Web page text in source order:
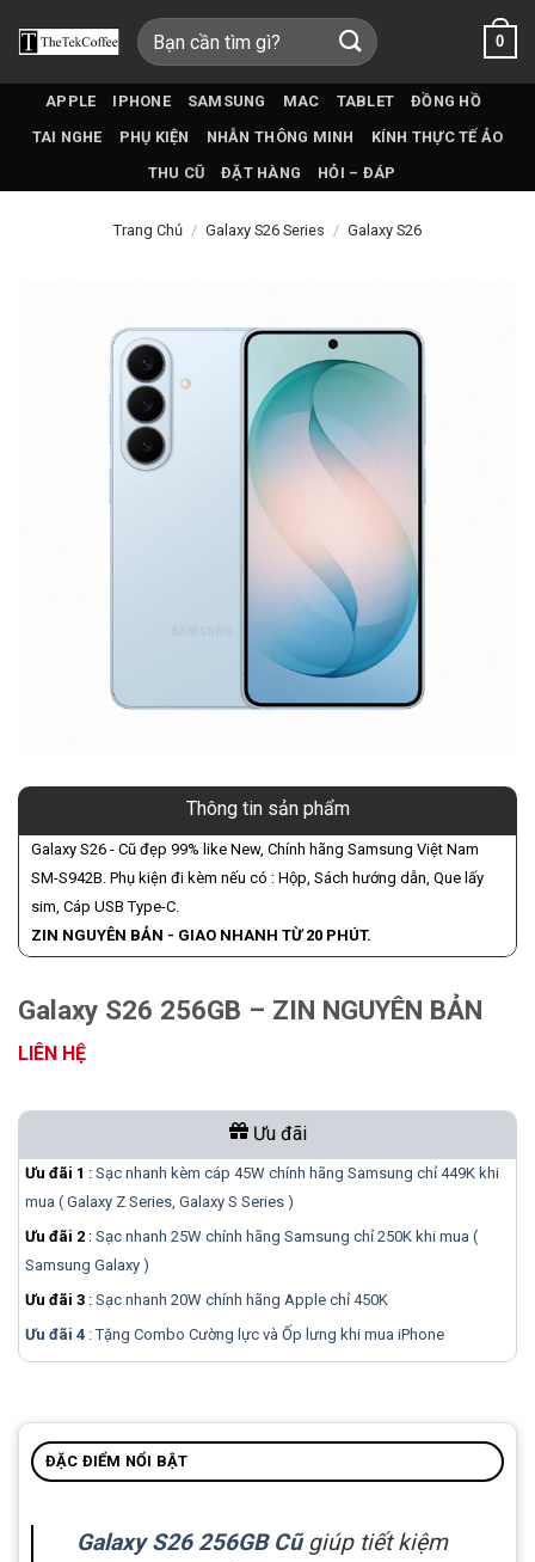
qua
Tìm
kiếm:
0
APPLE IPHONE SAMSUNG MAC TABLET
ĐỒNG HỒ
TAI NGHE
PHỤ KIỆN NHẪN THÔNG MINH
KÍNH THỰC TẾ ẢO
THU CŨ
ĐẶT HÀNG HỎI – ĐÁP
Trang Chủ / Galaxy S26 Series / Galaxy S26
Thông tin sản phẩm
Galaxy S26 - Cũ đẹp 99% like New, Chính hãng Samsung Việt Nam
SM-S942B. Phụ kiện đi kèm nếu có : Hộp, Sách hướng dẫn, Que lấy
sim, Cáp USB Type-C.
ZIN NGUYÊN BẢN - GIAO NHANH TỪ 20 PHÚT.
Galaxy S26 256GB – ZIN NGUYÊN BẢN
LIÊN HỆ
Ưu đãi
Ưu đãi 1 : Sạc nhanh kèm cáp 45W chính hãng Samsung chỉ 449K khi
mua ( Galaxy Z Series, Galaxy S Series )
Ưu đãi 2 : Sạc nhanh 25W chính hãng Samsung chỉ 250K khi mua (
Samsung Galaxy )
Ưu đãi 3 : Sạc nhanh 20W chính hãng Apple chỉ 450K
Ưu đãi 4 : Tặng Combo Cường lực và Ốp lưng khi mua iPhone
ĐẶC ĐIỂM NỔI BẬT
Galaxy S26 256GB Cũgiúp tiết kiệm